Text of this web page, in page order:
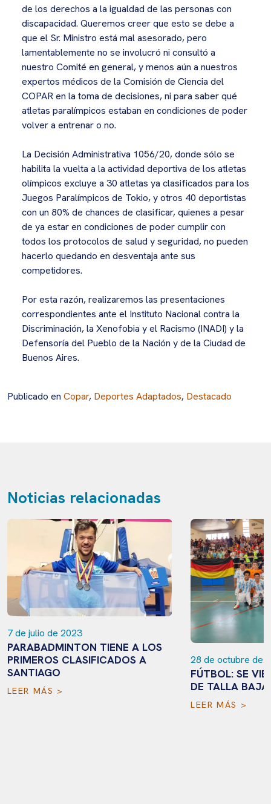
de los derechos a la igualdad de las personas con
discapacidad. Queremos creer que esto se debe a
que el Sr. Ministro está mal asesorado, pero
lamentablemente no se involucró ni consultó a
nuestro Comité en general, y menos aún a nuestros
expertos médicos de la Comisión de Ciencia del
COPAR en la toma de decisiones, ni para saber qué
atletas paralímpicos estaban en condiciones de poder
volver a entrenar o no.
La Decisión Administrativa 1056/20, donde sólo se
habilita la vuelta a la actividad deportiva de los atletas
olímpicos excluye a 30 atletas ya clasificados para los
Juegos Paralímpicos de Tokio, y otros 40 deportistas
con un 80% de chances de clasificar, quienes a pesar
de ya estar en condiciones de poder cumplir con
todos los protocolos de salud y seguridad, no pueden
hacerlo quedando en desventaja ante sus
competidores.
Por esta razón, realizaremos las presentaciones
correspondientes ante el Instituto Nacional contra la
Discriminación, la Xenofobia y el Racismo (INADI) y la
Defensoría del Pueblo de la Nación y de la Ciudad de
Buenos Aires.
Publicado en Copar, Deportes Adaptados, Destacado
Noticias relacionadas
7 de julio de 2023
PARABADMINTON TIENE A LOS
PRIMEROS CLASIFICADOS A
SANTIAGO
LEER MÁS >
28 de octubre de
FÚTBOL: SE
DE TALLA BAJA
LEER MÁS >